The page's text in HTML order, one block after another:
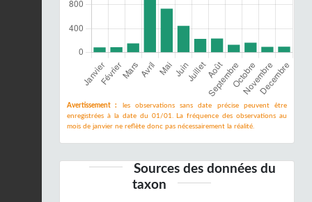
Avertissement :
les observations sans date précise peuvent être
enregistrées à la date du 01/01. La fréquence des observations au
mois de janvier ne reflète donc pas nécessairement la réalité.
Sources des données du
taxon